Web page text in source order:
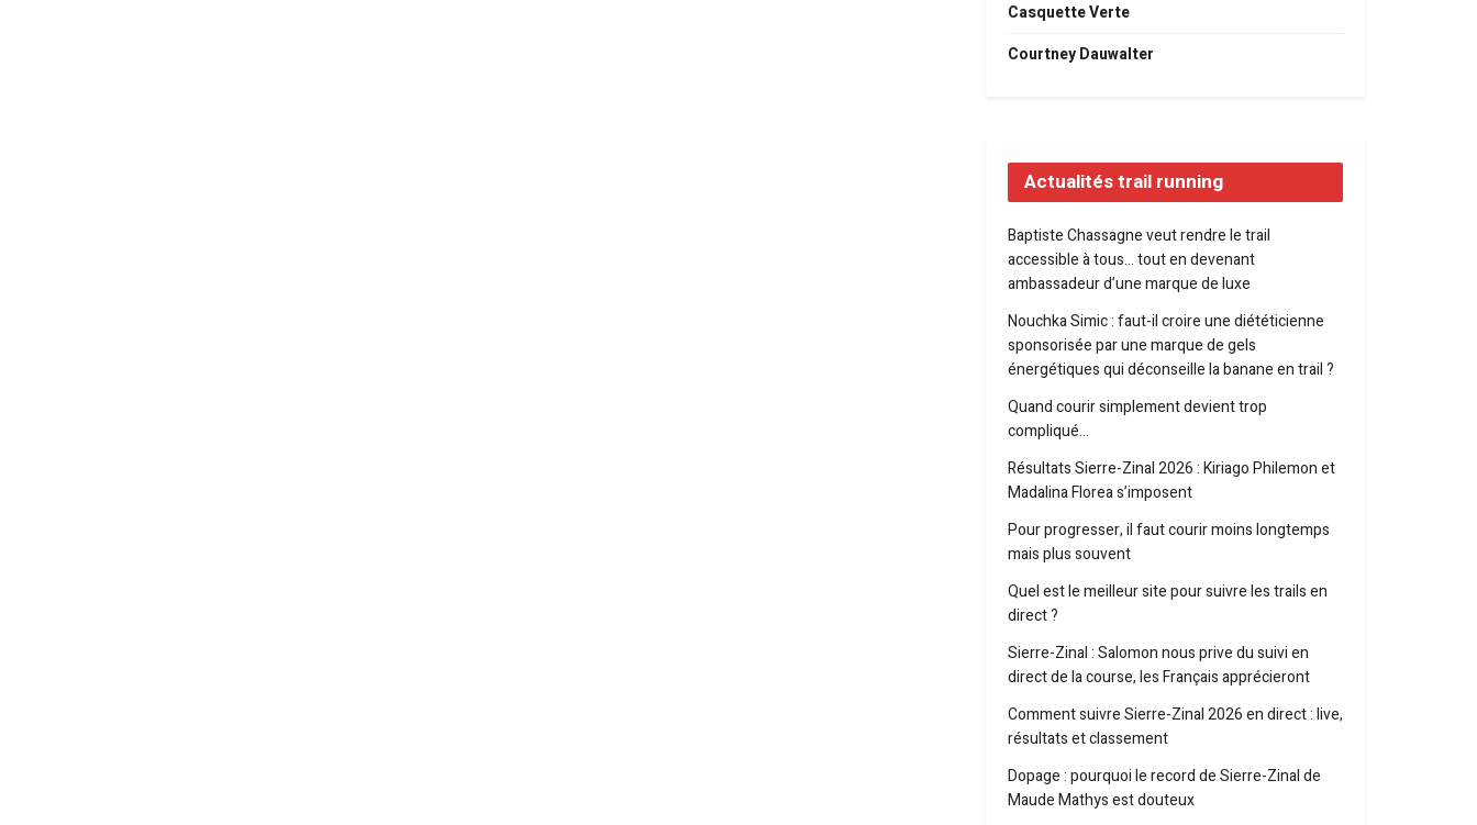
Casquette Verte
Courtney Dauwalter
Actualités trail running
Baptiste Chassagne veut rendre le trail
accessible à tous… tout en devenant
ambassadeur d’une marque de luxe
Nouchka Simic : faut-il croire une diététicienne
sponsorisée par une marque de gels
énergétiques qui déconseille la banane en trail ?
Quand courir simplement devient trop
compliqué…
Résultats Sierre-Zinal 2026 : Kiriago Philemon et
Madalina Florea s’imposent
Pour progresser, il faut courir moins longtemps
mais plus souvent
Quel est le meilleur site pour suivre les trails en
direct ?
Sierre-Zinal : Salomon nous prive du suivi en
direct de la course, les Français apprécieront
Comment suivre Sierre-Zinal 2026 en direct : live,
résultats et classement
Dopage : pourquoi le record de Sierre-Zinal de
Maude Mathys est douteux